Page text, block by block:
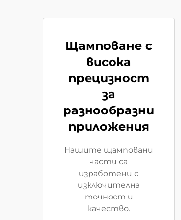
Щамповане с
висока
прецизност
за
разнообразни
приложения
Нашите щамповани
части са
изработени с
изключителна
точност и
качество.